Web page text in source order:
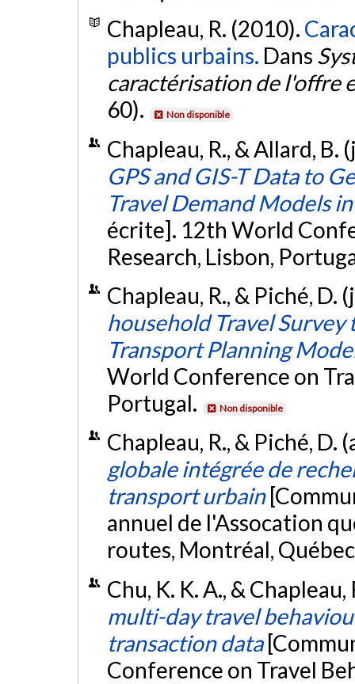
Chapleau, R. (2010).
publics urbains. Dans
caractérisation de l'offre
60).
Non disponible
Chapleau, R., & Allard,
GPS and GIS-T Data to
Travel Demand Models
écrite]. 12th World
Research, Lisbon,
Chapleau, R., & Piché,
household Travel
Transport Planning
World Conference on
Portugal.
Non disponible
Chapleau, R., & Piché, D.
globale intégrée de
transport urbain
annuel de l'Assocation
routes, Montréal,
Chu, K. K. A., &
multi-day travel
transaction data
Conference on Travel